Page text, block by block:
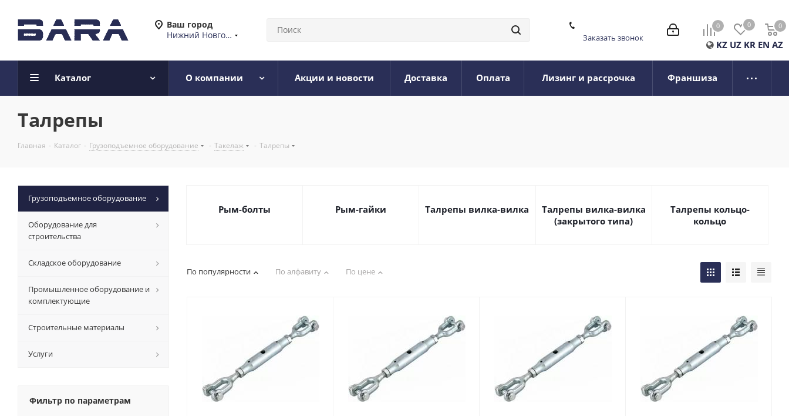
Ваш город
Нижний Новгород
0 0 0
0
KZ UZ KR EN AZ
Заказать звонок
Каталог О компании Акции и новости Доставка Оплата Лизинг и рассрочка Франшиза
Талрепы
Главная - Каталог - Грузоподъемное оборудование - Такелаж - Талрепы
Рым-болты Рым-гайки Талрепы вилка-вилка
Талрепы вилка-вилка
(закрытого типа)
Талрепы кольцо-
кольцо
По популярности По алфавиту По цене
Грузоподъемное оборудование
Оборудование для
строительства
Складское оборудование
Промышленное оборудование и
комплектующие
Строительные материалы
Услуги
Фильтр по параметрам